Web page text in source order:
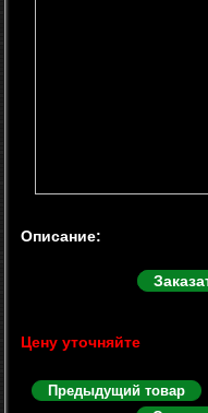
Описание:
Цену уточняйте
Предыдущий товар